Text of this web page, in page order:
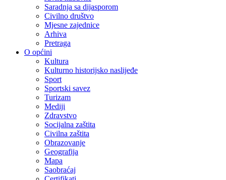
Saradnja sa dijasporom
Civilno društvo
Mjesne zajednice
Arhiva
Pretraga
O općini
Kultura
Kulturno historijsko naslijeđe
Sport
Sportski savez
Turizam
Mediji
Zdravstvo
Socijalna zaštita
Civilna zaštita
Obrazovanje
Geografija
Mapa
Saobraćaj